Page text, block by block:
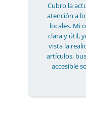
Cubro la
atención a
locales. Mi
clara y útil,
vista la
artículos,
accesible